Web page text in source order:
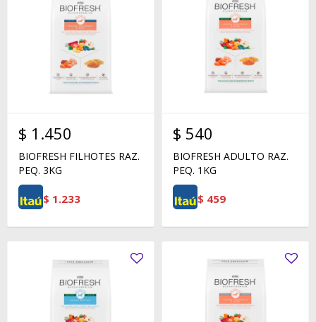
$ 1.450
BIOFRESH FILHOTES RAZ.
PEQ. 3KG
$ 1.233
$ 540
BIOFRESH ADULTO RAZ.
PEQ. 1KG
$ 459